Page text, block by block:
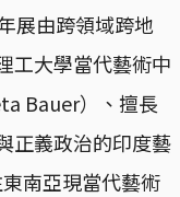
展由跨領域跨地
工大學當代藝術中
Bauer）、擅長
正義政治的印度藝
南亞現當代藝術